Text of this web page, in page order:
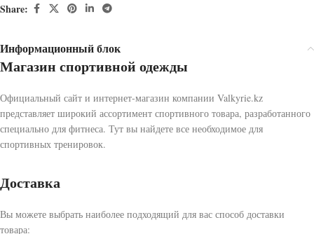
Share:
Информационный блок
Магазин спортивной одежды
Официальный сайт и интернет-магазин компании Valkyrie.kz
представляет широкий ассортимент спортивного товара, разработанного
специально для фитнеса. Тут вы найдете все необходимое для
спортивных тренировок.
Доставка
Вы можете выбрать наиболее подходящий для вас способ доставки
товара: